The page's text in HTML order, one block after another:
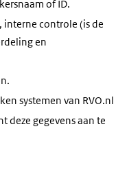
of ID.
interne controle (is de
en
systemen van RVO.nl
deze gegevens aan te